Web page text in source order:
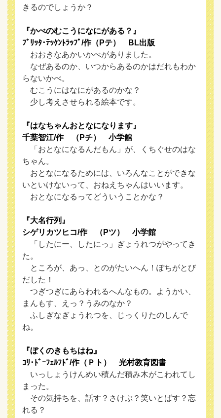
きるのでしょうか？
『かべのむこうになにがある？』
ﾌﾞﾘｯﾀ･ﾃｯｹﾝﾄﾗｯﾌﾟ/作（Pテ） BL出版
おおきなあかいかべがありました。
なぜあるのか、いつからあるのかはだれもわか
らないかべ。
むこうにはなにがあるのかな？
少し考えさせられる絵本です。
『はなちゃんおとなになります』
千葉智江/作 （Pチ） 小学館
「おとなになるんだもん」が、くちぐせのはな
ちゃん。
おとなになるためには、いろんなことができな
いといけないって、おねえちゃんはいいます。
おとなになるってどういうことかな？
『大名行列』
シゲリカツヒコ/作 （Pツ） 小学館
「したにー、したにっ」ぎょうれつがやってき
た。
ところが、あっ、とのがたいへん！ぽちがとび
だした！
つぎつぎにあらわれるへんなもの。ようかい、
まんもす、えっ？うみのなか？
ふしぎなぎょうれつを、じっくりたのしんで
ね。
『ぼくのきもちはね』
ｺﾘ･ﾄﾞｰﾌｪﾙﾌﾄﾞ/作（Ｐト） 光村教育図書
いっしょうけんめい積んだ積み木がこわれてし
まった。
その気持ちを、話す？さけぶ？笑いとばす？忘
れる？